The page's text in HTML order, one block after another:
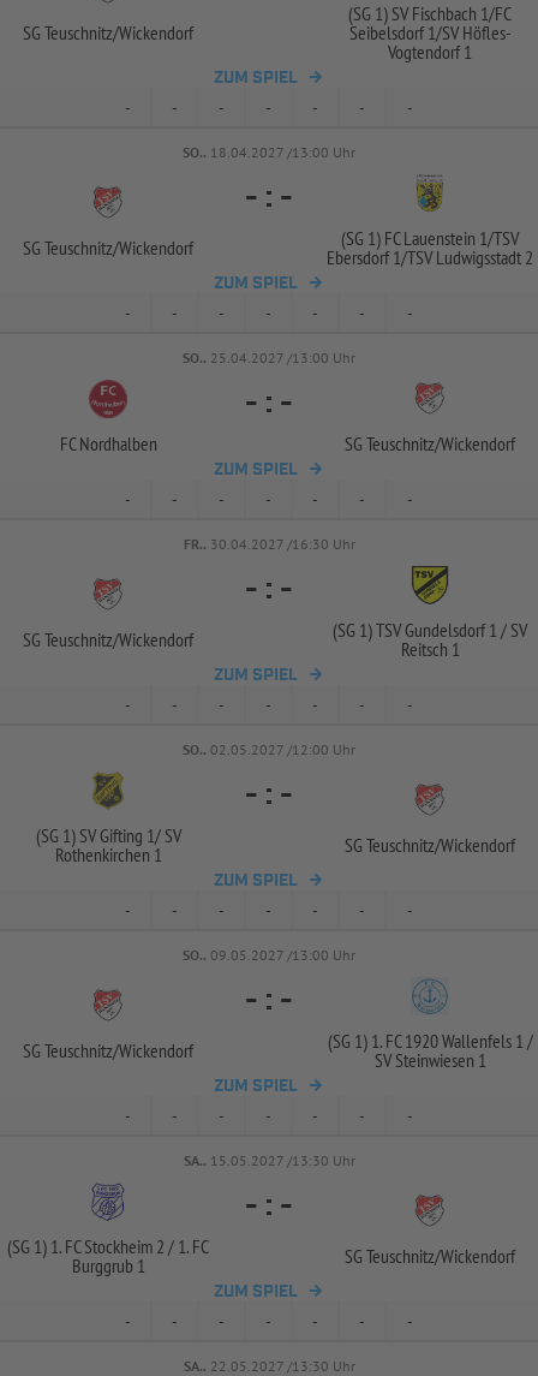
SG Teuschnitz/Wickendorf
(SG 1) SV Fischbach 1/FC
Seibelsdorf 1/SV Höfles-
Vogtendorf 1
ZUM SPIEL
- - - - - - -
SO.. 18.04.2027 /13:00 Uhr
SG Teuschnitz/Wickendorf
- : -
(SG 1) FC Lauenstein 1/TSV
Ebersdorf 1/TSV Ludwigsstadt 2
ZUM SPIEL
- - - - - - -
SO.. 25.04.2027 /13:00 Uhr
FC Nordhalben
- : -
SG Teuschnitz/Wickendorf
ZUM SPIEL
- - - - - - -
FR.. 30.04.2027 /16:30 Uhr
SG Teuschnitz/Wickendorf
- : -
(SG 1) TSV Gundelsdorf 1 / SV
Reitsch 1
ZUM SPIEL
- - - - - - -
SO.. 02.05.2027 /12:00 Uhr
(SG 1) SV Gifting 1/SV
Rothenkirchen 1
- : -
SG Teuschnitz/Wickendorf
ZUM SPIEL
- - - - - - -
SO.. 09.05.2027 /13:00 Uhr
SG Teuschnitz/Wickendorf
- : -
(SG 1) 1. FC 1920 Wallenfels 1 /
SV Steinwiesen 1
ZUM SPIEL
- - - - - - -
SA.. 15.05.2027 /13:30 Uhr
(SG 1) 1. FC Stockheim 2 / 1. FC
Burggrub 1
- : -
SG Teuschnitz/Wickendorf
ZUM SPIEL
- - - - - - -
SA.. 22.05.2027 /13:30 Uhr